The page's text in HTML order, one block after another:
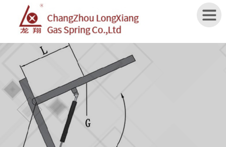
Home
ABOUT
US
PRODUCTS
APPLICATION